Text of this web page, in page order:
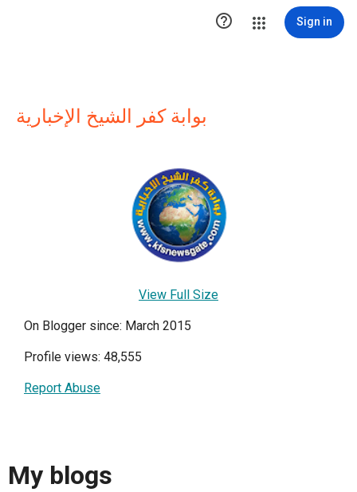
 Sign in
بوابة كفر الشيخ الإخبارية
View Full Size
On Blogger since: March 2015
Profile views: 48,555
Report Abuse
My blogs